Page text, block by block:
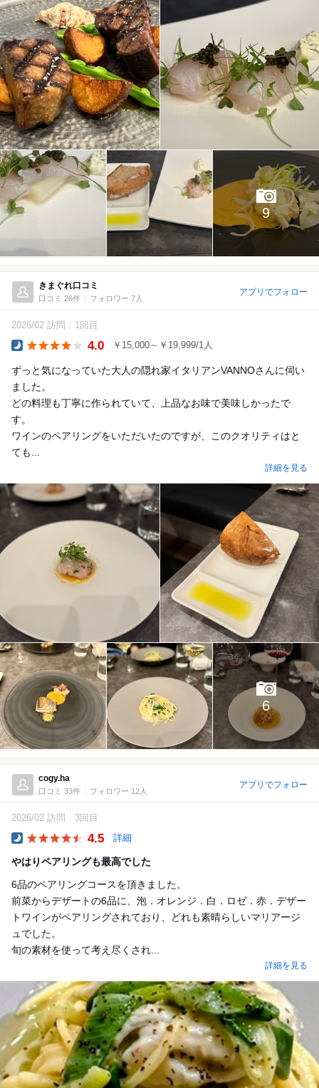
9
きまぐれ口コミ
口コミ 26件 フォロワー 7人
アプリでフォロー
2026/02 訪問 1回目
4.0 ￥15,000～￥19,999/1人
ずっと気になっていた大人の隠れ家イタリアンVANNOさんに伺い
ました。
どの料理も丁寧に作られていて、上品なお味で美味しかったで
す。
ワインのペアリングをいただいたのですが、このクオリティはと
ても...
詳細を見る
6
cogy.ha
口コミ 33件 フォロワー 12人
アプリでフォロー
2026/02 訪問 3回目
4.5 詳細
やはりペアリングも最高でした
6品のペアリングコースを頂きました。
前菜からデザートの6品に、泡．オレンジ．白．ロゼ．赤．デザー
トワインがペアリングされており、どれも素晴らしいマリアージ
ュでした。
旬の素材を使って考え尽くされ...
詳細を見る